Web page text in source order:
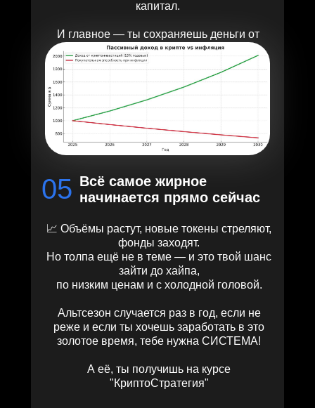
капитал.
И главное — ты сохраняешь деньги от
инфляции, а не теряешь их.
05
📈 Объёмы растут, новые токены стреляют,
фонды заходят.
Но толпа ещё не в теме — и это твой шанс
зайти до хайпа,
по низким ценам и с холодной головой.
Альтсезон случается раз в год, если не
реже и если ты хочешь заработать в это
золотое время, тебе нужна СИСТЕМА!
А её, ты получишь на курсе
"КриптоСтратегия"
Всё самое жирное
начинается прямо сейчас